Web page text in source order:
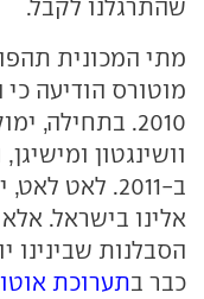
שהתרגלנו לקבל.
מתי המכונית
מוטורס הודיעה כי
2010. בתחילה,
וושינגטון
ב-2011. לאט
אלינו בישראל.
הסבלנות שבינינו
כבר בתערוכת